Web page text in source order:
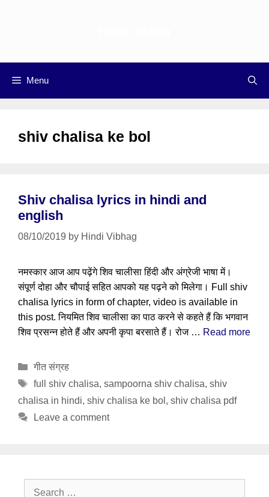
Menu
shiv chalisa ke bol
Shiv chalisa lyrics in hindi and
english
08/10/2019 by Hindi Vibhag
नमस्कार आज आप पढ़ेंगे शिव चालीसा हिंदी और अंग्रेजी भाषा में।
संपूर्ण दोहा और चौपाई सहित आपको यह पढ़ने को मिलेगा। Full shiv
chalisa lyrics in form of chapter, video is available in
this post. नियमित शिव चालीसा का पाठ करने से कहते हैं कि भगवान
शिव प्रसन्न होते हैं और अपनी कृपा बरसाते हैं। रोज … Read more
Categories
गीत संग्रह
Tags
full shiv chalisa, sampoorna shiv chalisa, shiv
chalisa in hindi, shiv chalisa ke bol , shiv chalisa pdf
Leave a comment
Search